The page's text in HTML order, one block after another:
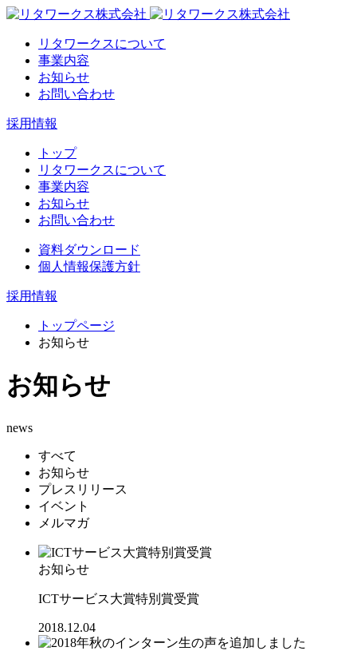
リタワークスについて
事業内容
お知らせ
お問い合わせ
採用情報
トップ
リタワークスについて
事業内容
お知らせ
お問い合わせ
資料ダウンロード
個人情報保護方針
採用情報
トップページ
お知らせ
お知らせ
news
すべて
お知らせ
プレスリリース
イベント
メルマガ
お知らせ
ICTサービス大賞特別賞受賞
2018.12.04